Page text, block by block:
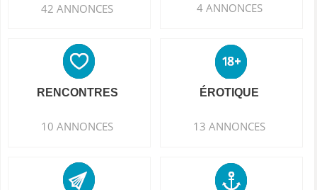
42 ANNONCES 4 ANNONCES
RENCONTRES
10 ANNONCES
ÉROTIQUE
13 ANNONCES